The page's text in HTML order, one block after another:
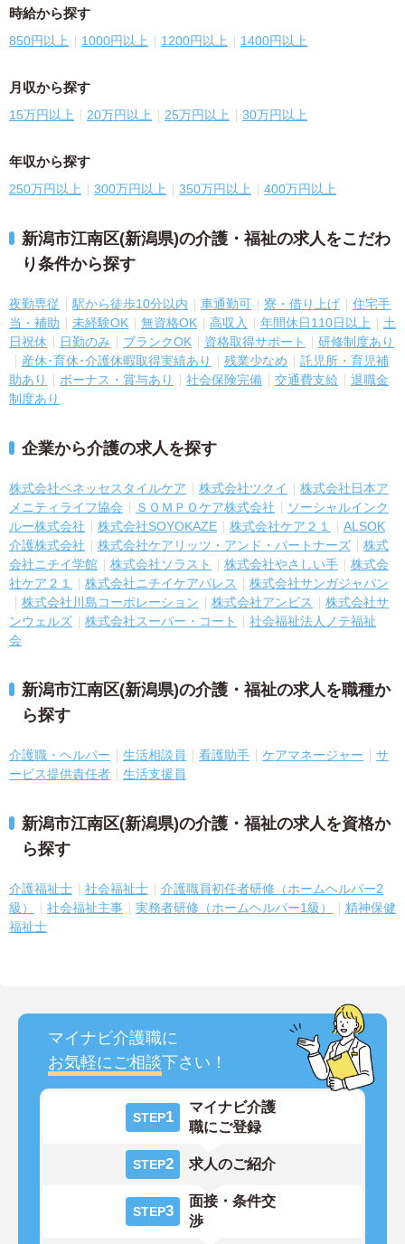
時給から探す
850円以上 1000円以上 1200円以上 1400円以上
月収から探す
15万円以上 20万円以上 25万円以上 30万円以上
年収から探す
250万円以上 300万円以上 350万円以上 400万円以上
新潟市江南区(新潟県)の介護・福祉の求人をこだわ
り条件から探す
夜勤専従 駅から徒歩10分以内 車通勤可 寮・借り上げ
住宅手
当・補助
未経験OK 無資格OK 高収入 年間休日110日以上
土
日祝休
日勤のみ ブランクOK 資格取得サポート
研修制度あり
産休･育休･介護休暇取得実績あり
残業少なめ
託児所・育児補
助あり
ボーナス・賞与あり 社会保険完備 交通費支給
退職金
制度あり
企業から介護の求人を探す
株式会社ベネッセスタイルケア 株式会社ツクイ
株式会社日本ア
メニティライフ協会
ＳＯＭＰＯケア株式会社
ソーシャルインク
ルー株式会社
株式会社SOYOKAZE 株式会社ケア２１
ALSOK
介護株式会社
株式会社ケアリッツ・アンド・パートナーズ
株式
会社ニチイ学館
株式会社ソラスト 株式会社やさしい手
株式会
社ケア２１
株式会社ニチイケアパレス
株式会社サンガジャパン
株式会社川島コーポレーション
株式会社アンビス
株式会社サ
ンウェルズ
株式会社スーパー・コート
社会福祉法人ノテ福祉
会
新潟市江南区(新潟県)の介護・福祉の求人を職種か
ら探す
介護職・ヘルパー 生活相談員 看護助手 ケアマネージャー
サ
ービス提供責任者
生活支援員
新潟市江南区(新潟県)の介護・福祉の求人を資格か
ら探す
介護福祉士 社会福祉士
介護職員初任者研修（ホームヘルパー2
級）
社会福祉主事 実務者研修（ホームヘルパー1級）
精神保健
福祉士
マイナビ介護職に
お気軽にご相談下さい！
STEP1
マイナビ介護
職にご登録
STEP2 求人のご紹介
STEP3
面接・条件交
渉